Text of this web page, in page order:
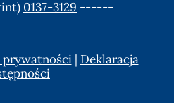
0137-3129 ------
prywatności| Deklaracja